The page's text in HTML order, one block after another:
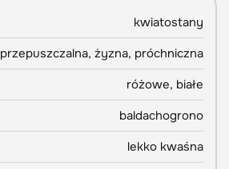
kwiatostany
przepuszczalna, żyzna, próchniczna
różowe, białe
baldachogrono
lekko kwaśna